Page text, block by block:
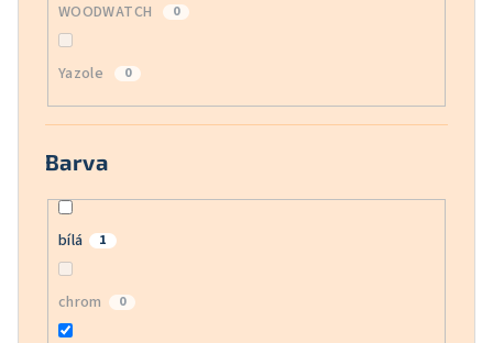
WOODWATCH 0
Yazole 0
Barva
bílá 1
chrom 0